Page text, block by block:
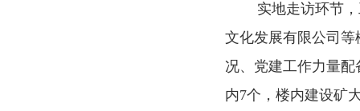
实地走访环节，工
文化发展有限公司
况、党建工作力量
内7个，楼内建设矿